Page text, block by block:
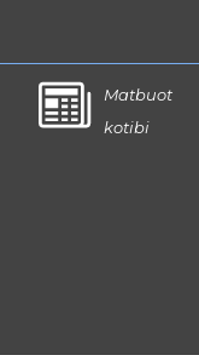
Matbuot
kotibi